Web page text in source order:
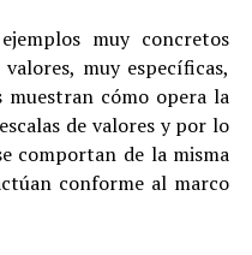
muy concretos
muy específicas,
muestran cómo opera la
de valores y por lo
comportan de la misma
conforme al marco